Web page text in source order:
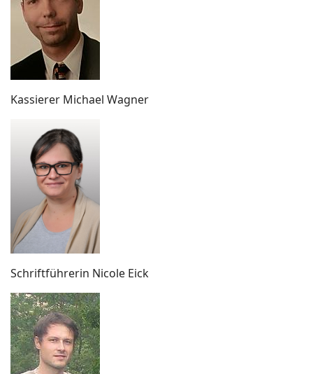
Kassierer Michael Wagner
Schriftführerin Nicole Eick